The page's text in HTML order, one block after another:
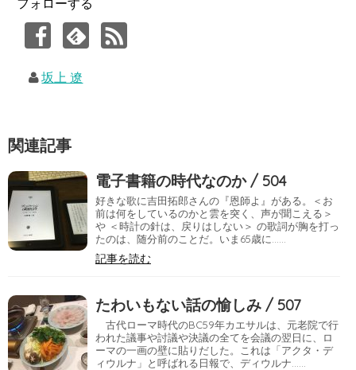
坂上 遼
関連記事
電子書籍の時代なのか / 504
好きな歌に吉田拓郎さんの『恩師よ』がある。＜お
前は何をしているのかと雲を突く、声が聞こえる＞
や ＜時計の針は、戻りはしない＞ の歌詞が胸を打っ
たのは、随分前のことだ。いま65歳に……
記事を読む
たわいもない話の愉しみ / 507
古代ローマ時代のBC59年カエサルは、元老院で行
われた議事や討議や決議の全てを会議の翌日に、ロ
ーマの一画の壁に貼りだした。これは「アクタ・デ
ィウルナ」と呼ばれる日報で、ディウルナ……